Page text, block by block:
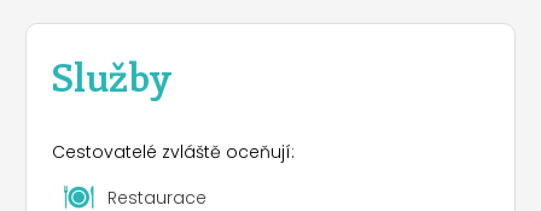
Služby
Cestovatelé zvláště oceňují:
Restaurace